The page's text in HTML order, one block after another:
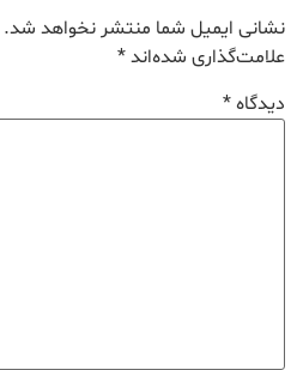
نشانی ایمیل شما منتشر نخواهد شد.
علامت‌گذاری شده‌اند*
دیدگاه*